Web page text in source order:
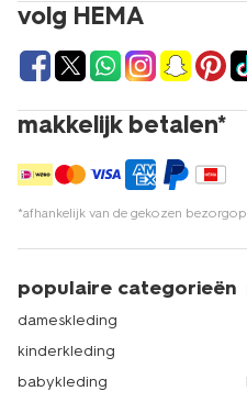
volg HEMA
makkelijk betalen*
*afhankelijk van de gekozen
populaire categorieën
dameskleding
kinderkleding
babykleding